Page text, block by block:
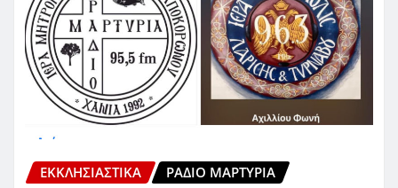
ΕΚΚΛΗΣΙΑΣΤΙΚΆ ΡΆΔΙΟ ΜΑΡΤΥΡΊΑ